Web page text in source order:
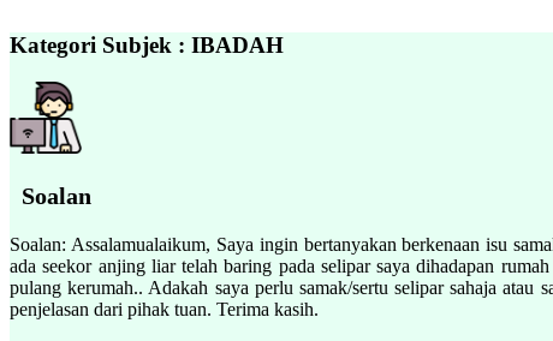
Kategori Subjek : IBADAH
Soalan
Soalan: Assalamualaikum, Saya ingin bertanyakan berkenaan isu
ada seekor anjing liar telah baring pada selipar saya dihadapan
pulang kerumah.. Adakah saya perlu samak/sertu selipar sahaja
penjelasan dari pihak tuan. Terima kasih.